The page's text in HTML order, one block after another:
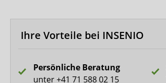
Ihre Vorteile bei INSENIO
Persönliche Beratung
unter +41 71 588 02 15